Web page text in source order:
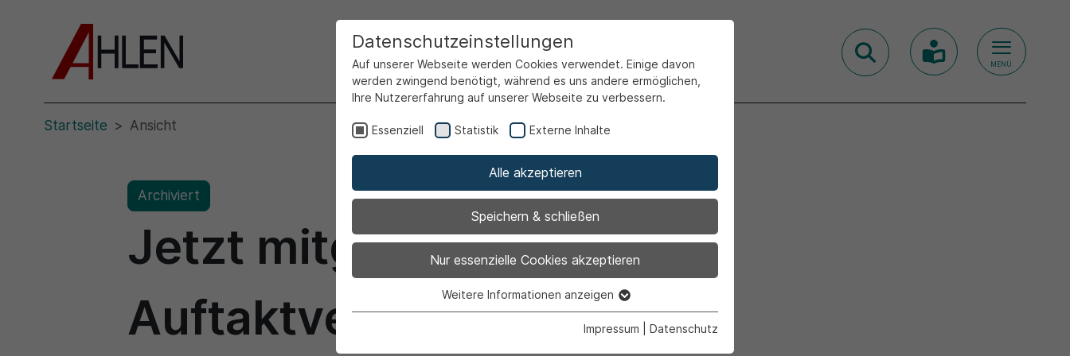
MENÜ
Startseite Ansicht
Archiviert
Jetzt mitgestalten:
Auftaktveranstaltung des
Datenschutzeinstellungen
Auf unserer Webseite werden Cookies verwendet. Einige davon
werden zwingend benötigt, während es uns andere ermöglichen,
Ihre Nutzererfahrung auf unserer Webseite zu verbessern.
Essenziell Statistik Externe Inhalte
Alle akzeptieren
Speichern & schließen
Nur essenzielle Cookies akzeptieren
Essenzielle Cookies werden für grundlegende Funktionen der
Weitere Informationen anzeigen
Impressum Datenschutz